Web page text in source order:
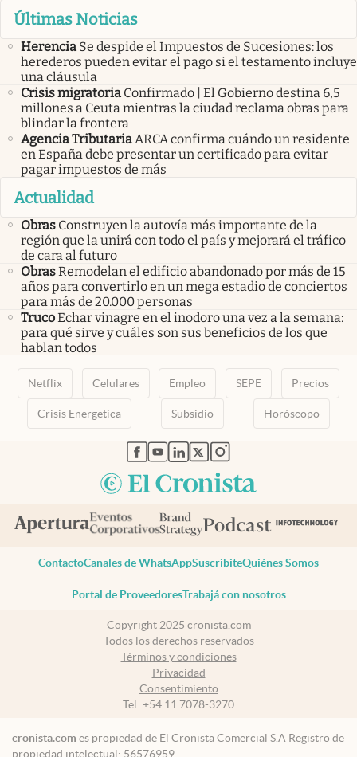
Últimas Noticias
Herencia Se despide el Impuestos de Sucesiones: los
herederos pueden evitar el pago si el testamento incluye
una cláusula
Crisis migratoria Confirmado | El Gobierno destina 6,5
millones a Ceuta mientras la ciudad reclama obras para
blindar la frontera
Agencia TributariaARCA confirma cuándo un residente
en España debe presentar un certificado para evitar
pagar impuestos de más
Actualidad
Obras Construyen la autovía más importante de la
región que la unirá con todo el país y mejorará el tráfico
de cara al futuro
ObrasRemodelan el edificio abandonado por más de 15
años para convertirlo en un mega estadio de conciertos
para más de 20.000 personas
TrucoEchar vinagre en el inodoro una vez a la semana:
para qué sirve y cuáles son sus beneficios de los que
hablan todos
Netflix Celulares Empleo SEPE Precios
Crisis Energetica Subsidio Horóscopo
abre en nueva pestaña
abre en nueva pestaña
abre en nueva pestaña
abre en nueva pestaña
abre en nueva pestaña
ContactoCanales de WhatsAppSuscribiteQuiénes Somos
Portal de ProveedoresTrabajá con nosotros
Copyright 2025 cronista.com
Todos los derechos reservados
Términos y condiciones
Privacidad
Consentimiento
Tel: +54 11 7078-3270
cronista.com es propiedad de El Cronista Comercial S.A Registro de
propiedad intelectual: 56576959